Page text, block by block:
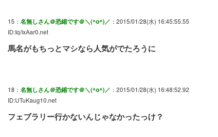
15： 名無しさん＠恐縮です＠＼(^o^)／ ：2015/01/28(水) 16:45:55.55
ID:Iq/IxAar0.net
馬名がもちっとマシなら人気がでたろうに
18： 名無しさん＠恐縮です＠＼(^o^)／ ：2015/01/28(水) 16:48:52.92
ID:UTuKaug10.net
フェブラリー行かないんじゃなかったっけ？